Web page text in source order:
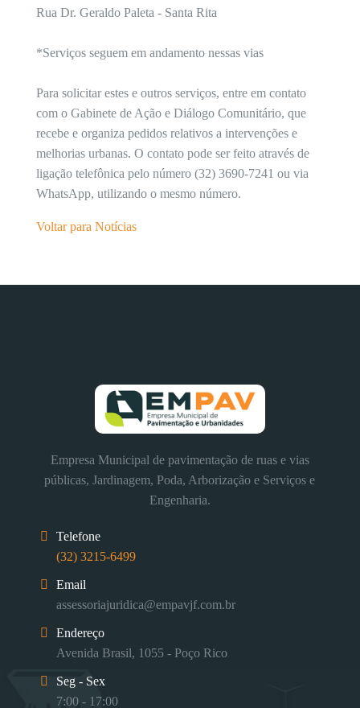
Rua Dr. Geraldo Paleta - Santa Rita
*Serviços seguem em andamento nessas vias
Para solicitar estes e outros serviços, entre em contato
com o Gabinete de Ação e Diálogo Comunitário, que
recebe e organiza pedidos relativos a intervenções e
melhorias urbanas. O contato pode ser feito através de
ligação telefônica pelo número (32) 3690-7241 ou via
WhatsApp, utilizando o mesmo número.
Voltar para Notícias
Empresa Municipal de pavimentação de ruas e vias
públicas, Jardinagem, Poda, Arborização e Serviços e
Engenharia.
Telefone
(32) 3215-6499
Email
assessoriajuridica@empavjf.com.br
Endereço
Avenida Brasil, 1055 - Poço Rico
Seg - Sex
7:00 - 17:00